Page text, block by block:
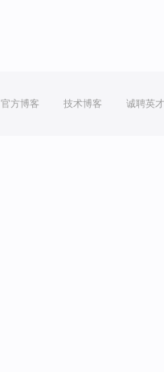
官方博客 技术博客 诚聘英才